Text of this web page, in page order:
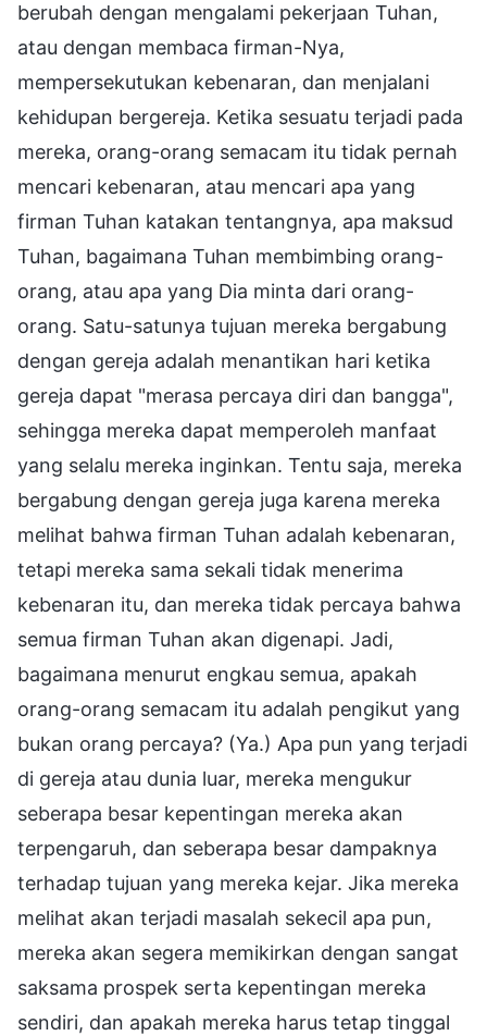
berubah dengan mengalami pekerjaan Tuhan,
atau dengan membaca firman-Nya,
mempersekutukan kebenaran, dan menjalani
kehidupan bergereja. Ketika sesuatu terjadi pada
mereka, orang-orang semacam itu tidak pernah
mencari kebenaran, atau mencari apa yang
firman Tuhan katakan tentangnya, apa maksud
Tuhan, bagaimana Tuhan membimbing orang-
orang, atau apa yang Dia minta dari orang-
orang. Satu-satunya tujuan mereka bergabung
dengan gereja adalah menantikan hari ketika
gereja dapat "merasa percaya diri dan bangga",
sehingga mereka dapat memperoleh manfaat
yang selalu mereka inginkan. Tentu saja, mereka
bergabung dengan gereja juga karena mereka
melihat bahwa firman Tuhan adalah kebenaran,
tetapi mereka sama sekali tidak menerima
kebenaran itu, dan mereka tidak percaya bahwa
semua firman Tuhan akan digenapi. Jadi,
bagaimana menurut engkau semua, apakah
orang-orang semacam itu adalah pengikut yang
bukan orang percaya? (Ya.) Apa pun yang terjadi
di gereja atau dunia luar, mereka mengukur
seberapa besar kepentingan mereka akan
terpengaruh, dan seberapa besar dampaknya
terhadap tujuan yang mereka kejar. Jika mereka
melihat akan terjadi masalah sekecil apa pun,
mereka akan segera memikirkan dengan sangat
saksama prospek serta kepentingan mereka
sendiri, dan apakah mereka harus tetap tinggal